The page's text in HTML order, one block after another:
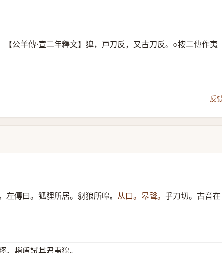
公羊傳·宣二年釋文】獋，戸刀反，又古刀反。○按二傳作夷
反
左傳曰。狐貍所居。豺狼所噑。 从口。皋聲。 乎刀切。古音在
。趙盾試其君夷獔。